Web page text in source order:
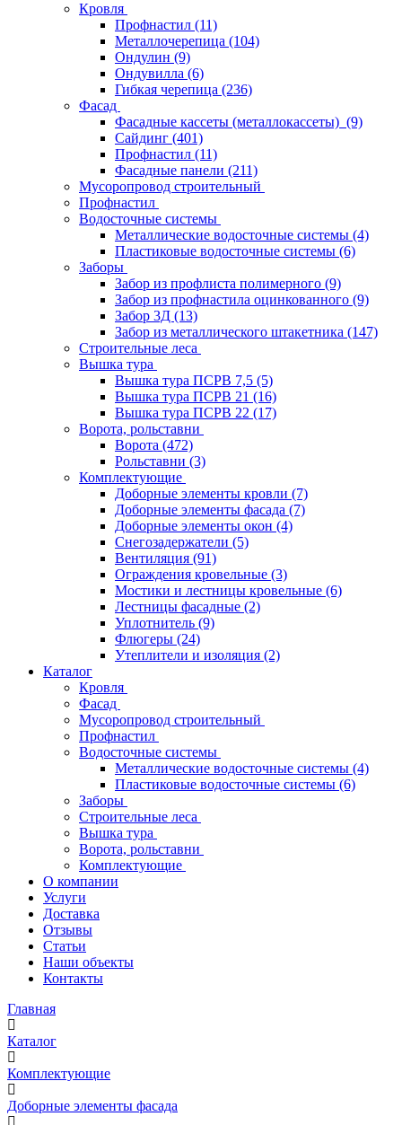
Кровля
Профнастил (11)
Металлочерепица (104)
Ондулин (9)
Ондувилла (6)
Гибкая черепица (236)
Фасад
Фасадные кассеты (металлокассеты) (9)
Сайдинг (401)
Профнастил (11)
Фасадные панели (211)
Мусоропровод строительный
Профнастил
Водосточные системы
Металлические водосточные системы (4)
Пластиковые водосточные системы (6)
Заборы
Забор из профлиста полимерного (9)
Забор из профнастила оцинкованного (9)
Забор 3Д (13)
Забор из металлического штакетника (147)
Строительные леса
Вышка тура
Вышка тура ПСРВ 7,5 (5)
Вышка тура ПСРВ 21 (16)
Вышка тура ПСРВ 22 (17)
Ворота, рольставни
Ворота (472)
Рольставни (3)
Комплектующие
Доборные элементы кровли (7)
Доборные элементы фасада (7)
Доборные элементы окон (4)
Снегозадержатели (5)
Вентиляция (91)
Ограждения кровельные (3)
Мостики и лестницы кровельные (6)
Лестницы фасадные (2)
Уплотнитель (9)
Флюгеры (24)
Утеплители и изоляция (2)
Каталог
Кровля
Фасад
Мусоропровод строительный
Профнастил
Водосточные системы
Металлические водосточные системы (4)
Пластиковые водосточные системы (6)
Заборы
Строительные леса
Вышка тура
Ворота, рольставни
Комплектующие
О компании
Услуги
Доставка
Отзывы
Статьи
Наши объекты
Контакты
Главная
Каталог
Комплектующие
Доборные элементы фасада